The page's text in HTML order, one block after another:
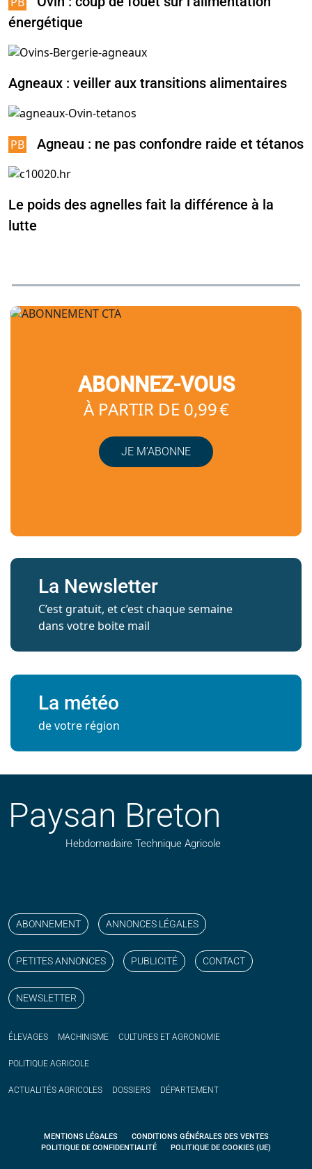
énergétique
Agneaux : veiller aux transitions alimentaires
Agneau : ne pas confondre raide et tétanos
Le poids des agnelles fait la différence à la
lutte
ABONNEZ-VOUS
À PARTIR DE 0,99 €
JE M’ABONNE
La Newsletter
C’est gratuit, et c’est chaque semaine
dans votre boite mail
La météo
de votre région
Paysan Breton
Hebdomadaire Technique Agricole
ABONNEMENT ANNONCES LÉGALES
PETITES ANNONCES PUBLICITÉ CONTACT
NEWSLETTER
ÉLEVAGES MACHINISME CULTURES ET AGRONOMIE
POLITIQUE AGRICOLE
ACTUALITÉS AGRICOLES DOSSIERS DÉPARTEMENT
MENTIONS LÉGALES
CONDITIONS GÉNÉRALES DES VENTES
POLITIQUE DE CONFIDENTIALITÉ
POLITIQUE DE COOKIES (UE)